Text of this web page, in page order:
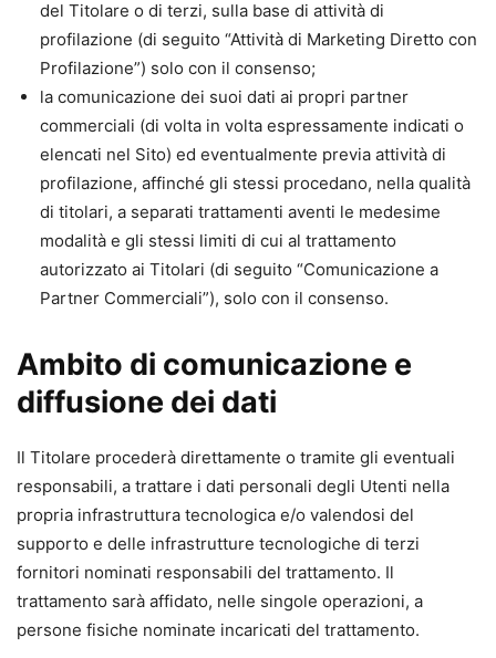
del Titolare o di terzi, sulla base di attività di
profilazione (di seguito “Attività di Marketing Diretto con
Profilazione”) solo con il consenso;
la comunicazione dei suoi dati ai propri partner
commerciali (di volta in volta espressamente indicati o
elencati nel Sito) ed eventualmente previa attività di
profilazione, affinché gli stessi procedano, nella qualità
di titolari, a separati trattamenti aventi le medesime
modalità e gli stessi limiti di cui al trattamento
autorizzato ai Titolari (di seguito “Comunicazione a
Partner Commerciali”), solo con il consenso.
Ambito di comunicazione e
diffusione dei dati
Il Titolare procederà direttamente o tramite gli eventuali
responsabili, a trattare i dati personali degli Utenti nella
propria infrastruttura tecnologica e/o valendosi del
supporto e delle infrastrutture tecnologiche di terzi
fornitori nominati responsabili del trattamento. Il
trattamento sarà affidato, nelle singole operazioni, a
persone fisiche nominate incaricati del trattamento.